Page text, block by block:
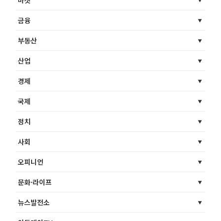
금융
부동산
산업
경제
국제
정치
사회
오피니언
문화·라이프
뉴스발전소